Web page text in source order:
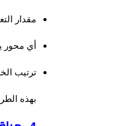
مقدار
أي محور
ترتيب
بهذه